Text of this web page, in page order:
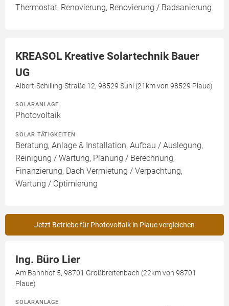
Thermostat, Renovierung, Renovierung / Badsanierung
KREASOL Kreative Solartechnik Bauer
UG
Albert-Schilling-Straße 12, 98529 Suhl (21km von 98529 Plaue)
SOLARANLAGE
Photovoltaik
SOLAR TÄTIGKEITEN
Beratung, Anlage & Installation, Aufbau / Auslegung,
Reinigung / Wartung, Planung / Berechnung,
Finanzierung, Dach Vermietung / Verpachtung,
Wartung / Optimierung
Jetzt Betriebe für Photovoltaik in Plaue vergleichen
Ing. Büro Lier
Am Bahnhof 5, 98701 Großbreitenbach (22km von 98701
Plaue)
SOLARANLAGE